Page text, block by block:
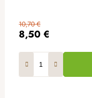
8,50 €
10,70 €